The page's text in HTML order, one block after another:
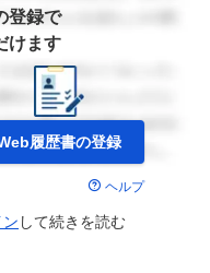
登録で
けます
履歴書の登録
ヘルプ
ン して続きを読む